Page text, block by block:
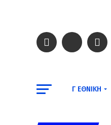
Γ ΕΘΝΙΚΉ